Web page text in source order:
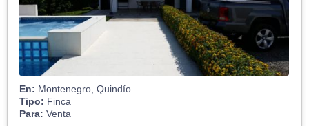
En: Montenegro, Quindío
Tipo: Finca
Para: Venta